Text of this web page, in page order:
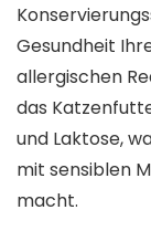
Gesundheit
allergischen
das
und Laktose,
mit sensiblen
macht.